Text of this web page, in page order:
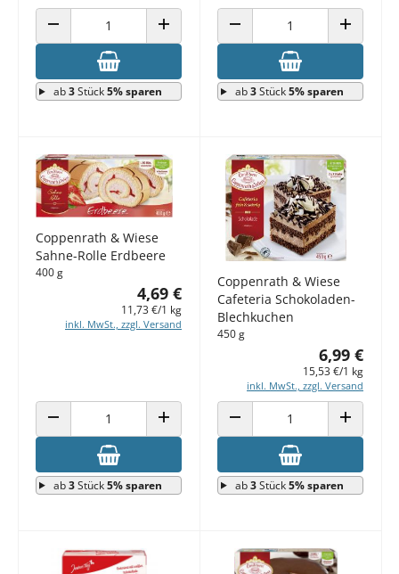
ANZAHL VERRINGERN ANZAHL ERHÖHEN
ab3Stück5% sparen
ANZAHL VERRINGERN ANZAHL
ab3Stück5% sparen
Coppenrath & Wiese
Sahne-Rolle Erdbeere
400 g
4,69 €
11,73 €/1 kg
inkl. MwSt., zzgl. Versand
ANZAHL VERRINGERN ANZAHL ERHÖHEN
ab3Stück5% sparen
Coppenrath & Wiese
Cafeteria Schokoladen-
Blechkuchen
450 g
6,99 €
15,53 €/1 kg
inkl. MwSt., zzgl. Versand
ANZAHL VERRINGERN ANZAHL
ab3Stück5% sparen